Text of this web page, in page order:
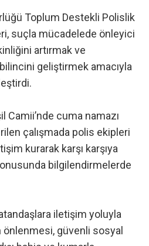
Toplum Destekli Polislik
suçla mücadelede önleyici
artırmak ve
geliştirmek amacıyla
Camii’nde cuma namazı
çalışmada polis ekipleri
kurarak karşı karşıya
bilgilendirmelerde
iletişim yoluyla
önlenmesi, güvenli sosyal